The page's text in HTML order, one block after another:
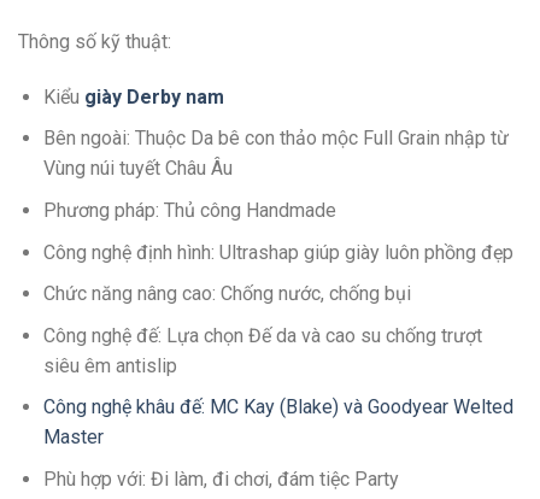
Thông số kỹ thuật:
Kiểu giày Derby nam
Bên ngoài: Thuộc Da bê con thảo mộc Full Grain nhập từ
Vùng núi tuyết Châu Âu
Phương pháp: Thủ công Handmade
Công nghệ định hình: Ultrashap giúp giày luôn phồng đẹp
Chức năng nâng cao: Chống nước, chống bụi
Công nghệ đế: Lựa chọn Đế da và cao su chống trượt
siêu êm antislip
Công nghệ khâu đế: MC Kay (Blake) và Goodyear Welted
Master
Phù hợp với: Đi làm, đi chơi, đám tiệc Party